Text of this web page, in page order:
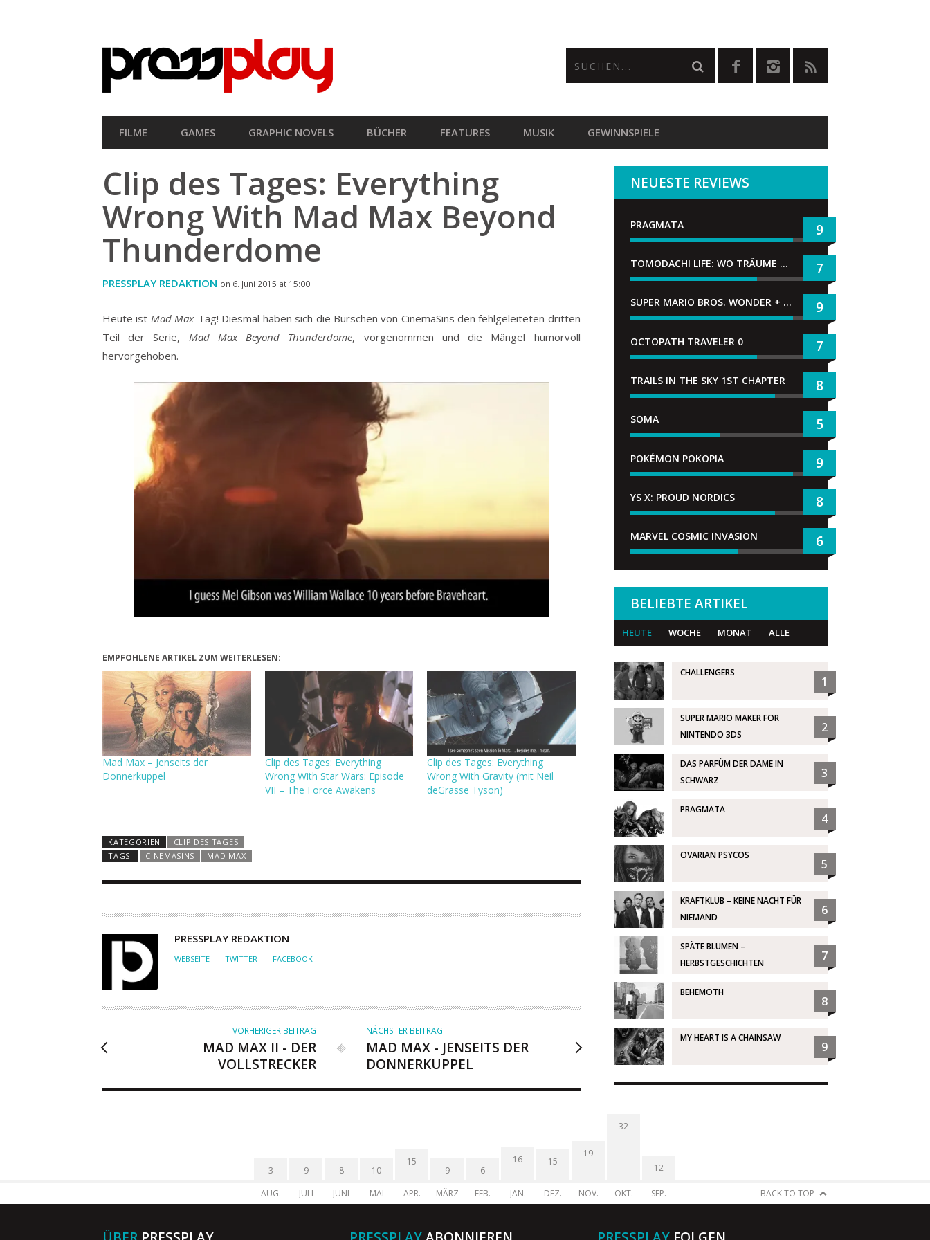
HAUPT-
NAVIGATION
FILME GAMES GRAPHIC NOVELS BÜCHER FEATURES MUSIK GEWINNSPIELE
Clip des Tages: Everything
Wrong With Mad Max Beyond
Thunderdome
PRESSPLAY REDAKTION on 6. Juni 2015 at 15:00
Heute ist Mad Max-Tag! Diesmal haben sich die Burschen von CinemaSins den fehlgeleiteten dritten
Teil der Serie, Mad Max Beyond Thunderdome, vorgenommen und die Mängel humorvoll
hervorgehoben.
EMPFOHLENE ARTIKEL ZUM WEITERLESEN:
Mad Max – Jenseits der
Donnerkuppel
Clip des Tages: Everything
Wrong With Star Wars: Episode
VII – The Force Awakens
Clip des Tages: Everything
Wrong With Gravity (mit Neil
deGrasse Tyson)
KATEGORIEN
CLIP DES TAGES
TAGS:
CINEMASINS MAD MAX
A
U
R
PRESSPLAY REDAKTION
WEBSEITE TWITTER FACEBOOK
VORHERIGER BEITRAG
MAD MAX II - DER
VOLLSTRECKER
NÄCHSTER BEITRAG
MAD MAX - JENSEITS DER
DONNERKUPPEL
NEUESTE REVIEWS
PRAGMATA 9
TOMODACHI LIFE: WO TRÄUME WAHR WERDEN 7
SUPER MARIO BROS. WONDER + GEMEINSAM IM BELLABEL-PARK 9
OCTOPATH TRAVELER 0 7
TRAILS IN THE SKY 1ST CHAPTER 8
SOMA 5
POKÉMON POKOPIA 9
YS X: PROUD NORDICS 8
MARVEL COSMIC INVASION 6
BELIEBTE ARTIKEL
HEUTE WOCHE MONAT ALLE
CHALLENGERS
1
SUPER MARIO MAKER FOR
NINTENDO 3DS
2
DAS PARFÜM DER DAME IN
SCHWARZ
3
PRAGMATA
4
OVARIAN PSYCOS
5
KRAFTKLUB – KEINE NACHT FÜR
NIEMAND
6
SPÄTE BLUMEN –
HERBSTGESCHICHTEN
7
BEHEMOTH
8
MY HEART IS A CHAINSAW
9
3
AUG.
9
JULI
8
JUNI
10
MAI
15
APR.
9
MÄRZ
6
FEB.
16
JAN.
15
DEZ.
19
NOV.
32
OKT.
12
SEP. BACK TO TOP